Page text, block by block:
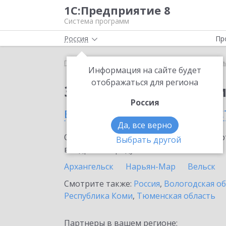
1С:Предприятие 8
Система программ
Россия
Информация на сайте будет
отображаться для региона
Россия
Да, все верно
Выбрать другой
Главная Информационная
Заказать
в Архангельской
Ознакомьтесь с информационными
внедрение продукта.
Архангельск
Нарьян-Мар Вельск
Смотрите также: Россия, Вологодская
Республика Коми, Тюменская область
Партнеры в вашем регионе: